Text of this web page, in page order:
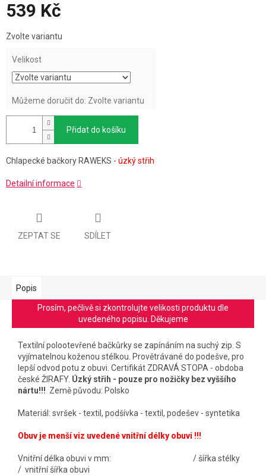
539 Kč
cena:
Zvolte variantu
Velikost
Můžeme doručit do: Zvolte variantu
Přidat do košíku
Chlapecké bačkory RAWEKS - úzký střih
Detailní informace
ZEPTAT SE SDÍLET
Popis
Prosím, pečlivě si zkontrolujte velikosti produktu dle
uvedeného popisu. Děkujeme
Textilní polootevřené bačkůrky se zapínáním na suchý zip. S
vyjímatelnou koženou stélkou. Provětrávané do podešve, pro
lepší odvod potu z obuvi. Certifikát ZDRAVÁ STOPA - obdoba
české ŽIRAFY. Úzký střih - pouze pro nožičky bez vyššího
nártu!!! Země původu: Polsko
Materiál: svršek - textil, podšívka - textil, podešev - syntetika
Obuv je menší viz uvedené vnitřní délky obuvi !!!
Vnitřní délka obuvi v mm: / šířka stélky
/ vnitřní šířka obuvi